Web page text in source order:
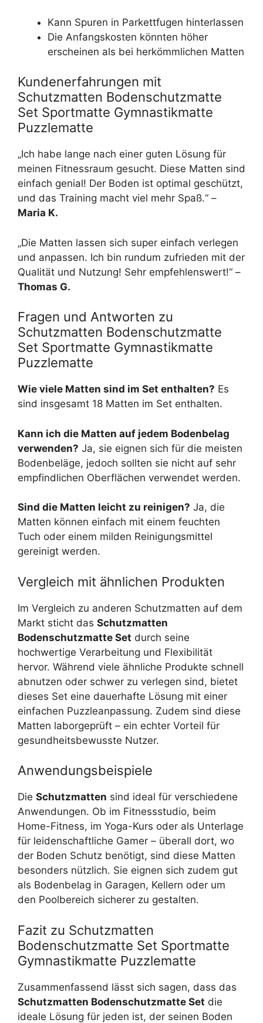
Kann Spuren in Parkettfugen hinterlassen
Die Anfangskosten könnten höher
erscheinen als bei herkömmlichen Matten
Kundenerfahrungen mit
Schutzmatten Bodenschutzmatte
Set Sportmatte Gymnastikmatte
Puzzlematte
„Ich habe lange nach einer guten Lösung für
meinen Fitnessraum gesucht. Diese Matten sind
einfach genial! Der Boden ist optimal geschützt,
und das Training macht viel mehr Spaß.“ –
Maria K.
„Die Matten lassen sich super einfach verlegen
und anpassen. Ich bin rundum zufrieden mit der
Qualität und Nutzung! Sehr empfehlenswert!“ –
Thomas G.
Fragen und Antworten zu
Schutzmatten Bodenschutzmatte
Set Sportmatte Gymnastikmatte
Puzzlematte
Wie viele Matten sind im Set enthalten? Es
sind insgesamt 18 Matten im Set enthalten.
Kann ich die Matten auf jedem Bodenbelag
verwenden? Ja, sie eignen sich für die meisten
Bodenbeläge, jedoch sollten sie nicht auf sehr
empfindlichen Oberflächen verwendet werden.
Sind die Matten leicht zu reinigen? Ja, die
Matten können einfach mit einem feuchten
Tuch oder einem milden Reinigungsmittel
gereinigt werden.
Vergleich mit ähnlichen Produkten
Im Vergleich zu anderen Schutzmatten auf dem
Markt sticht das Schutzmatten
Bodenschutzmatte Set durch seine
hochwertige Verarbeitung und Flexibilität
hervor. Während viele ähnliche Produkte schnell
abnutzen oder schwer zu verlegen sind, bietet
dieses Set eine dauerhafte Lösung mit einer
einfachen Puzzleanpassung. Zudem sind diese
Matten laborgeprüft – ein echter Vorteil für
gesundheitsbewusste Nutzer.
Anwendungsbeispiele
Die Schutzmatten sind ideal für verschiedene
Anwendungen. Ob im Fitnessstudio, beim
Home-Fitness, im Yoga-Kurs oder als Unterlage
für leidenschaftliche Gamer – überall dort, wo
der Boden Schutz benötigt, sind diese Matten
besonders nützlich. Sie eignen sich zudem gut
als Bodenbelag in Garagen, Kellern oder um
den Poolbereich sicherer zu gestalten.
Fazit zu Schutzmatten
Bodenschutzmatte Set Sportmatte
Gymnastikmatte Puzzlematte
Zusammenfassend lässt sich sagen, dass das
Schutzmatten Bodenschutzmatte Set die
ideale Lösung für jeden ist, der seinen Boden